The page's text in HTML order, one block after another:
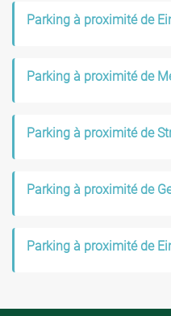
Parking à proximité de
Parking à proximité de
Parking à proximité de
Parking à proximité de
Parking à proximité de